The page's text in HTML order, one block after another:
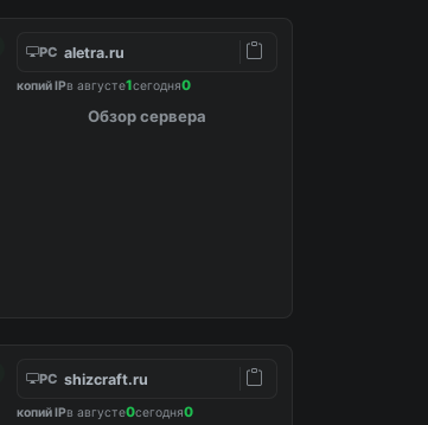
PC aletra.ru
копий IPв августе1сегодня0
Обзор сервера
PC shizcraft.ru
копий IPв августе0сегодня0